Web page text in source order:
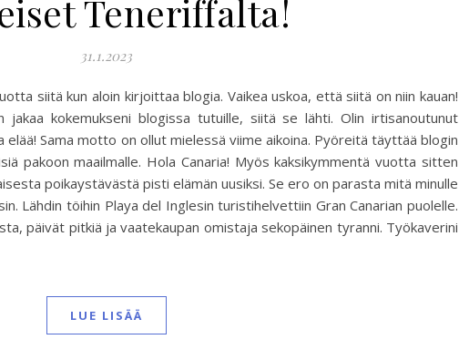
Teneriffalta!
31.1.2023
siitä kun aloin kirjoittaa blogia. Vaikea uskoa, että siitä on niin kauan!
jakaa kokemukseni blogissa tutuille, siitä se lähti. Olin irtisanoutunut
elää! Sama motto on ollut mielessä viime aikoina. Pyöreitä täyttää blogin
pakoon maailmalle. Hola Canaria! Myös kaksikymmentä vuotta sitten
poikaystävästä pisti elämän uusiksi. Se ero on parasta mitä minulle
Lähdin töihin Playa del Inglesin turistihelvettiin Gran Canarian puolelle.
päivät pitkiä ja vaatekaupan omistaja sekopäinen tyranni. Työkaverini
LUE LISÄÄ